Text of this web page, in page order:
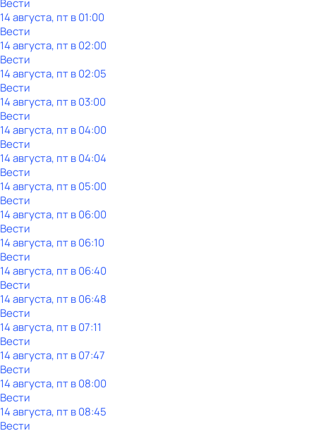
Вести
14 августа, пт в 01:00
Вести
14 августа, пт в 02:00
Вести
14 августа, пт в 02:05
Вести
14 августа, пт в 03:00
Вести
14 августа, пт в 04:00
Вести
14 августа, пт в 04:04
Вести
14 августа, пт в 05:00
Вести
14 августа, пт в 06:00
Вести
14 августа, пт в 06:10
Вести
14 августа, пт в 06:40
Вести
14 августа, пт в 06:48
Вести
14 августа, пт в 07:11
Вести
14 августа, пт в 07:47
Вести
14 августа, пт в 08:00
Вести
14 августа, пт в 08:45
Вести